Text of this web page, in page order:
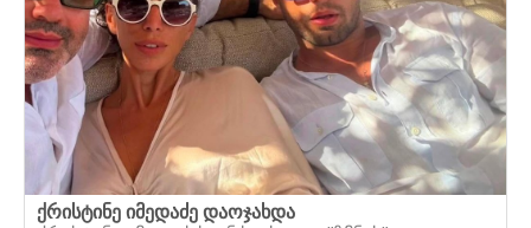
ქრისტინე იმედაძე დაოჯახდა